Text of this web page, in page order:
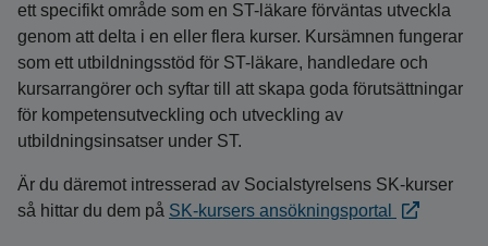
ett specifikt område som en ST-läkare förväntas utveckla
genom att delta i en eller flera kurser. Kursämnen fungerar
som ett utbildningsstöd för ST-läkare, handledare och
kursarrangörer och syftar till att skapa goda förutsättningar
för kompetensutveckling och utveckling av
utbildningsinsatser under ST.
Är du däremot intresserad av Socialstyrelsens SK-kurser
så hittar du dem på SK-kursers ansökningsportal